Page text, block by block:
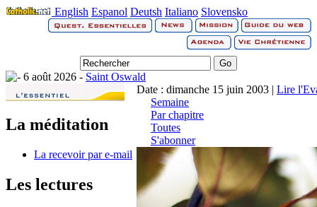
English Espanol Deutsh Italiano Slovensko
6 août 2026 - Saint Oswald
La méditation
La recevoir par e-mail
Les lectures
Date : dimanche 15 juin 2003 | Lire
Semaine
Par chapitre
Toutes
S'abonner